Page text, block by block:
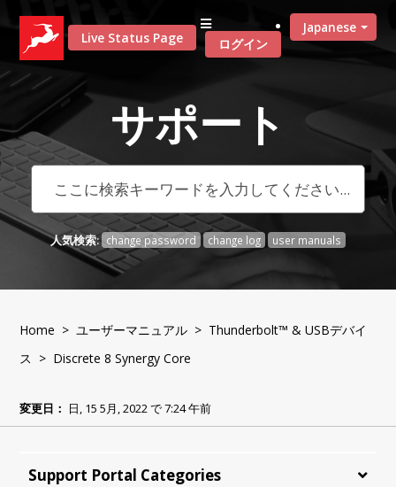
Live Status Page
Japanese
ログイン
サポート
人気検索: change password change log user manuals
Home >ユーザーマニュアル > Thunderbolt™ & USBデバイ
ス > Discrete 8 Synergy Core
変更日： 日, 15 5月, 2022 で 7:24 午前
Support Portal Categories